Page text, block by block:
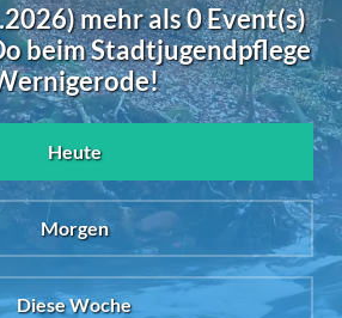
mehr als 0 Event(s)
beim Stadtjugendpflege
Heute
Morgen
Diese Woche